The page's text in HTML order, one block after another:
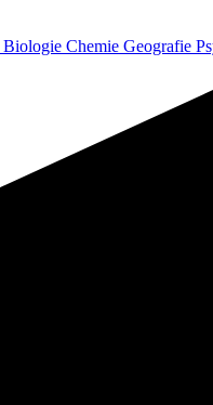
Biologie Chemie Geografie